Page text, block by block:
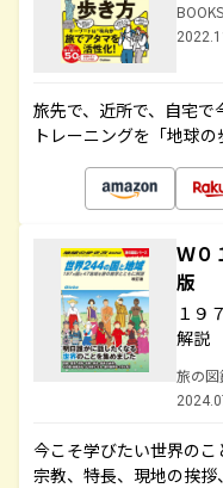
旅先で、近所で、自宅
トレーニングを「地球
Ｗ
版
１９
解説
旅の図
今こそ学びたい世界のこ
宗教、特長、現地の挨拶